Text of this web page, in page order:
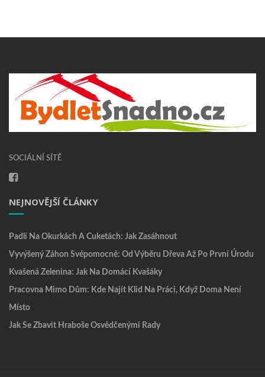
SOCIÁLNÍ SÍTĚ
NEJNOVĚJŠÍ ČLÁNKY
Padlí Na Okurkách A Cuketách: Jak Zasáhnout
Vyvýšený Záhon Svépomocně: Od Výběru Dřeva Až Po První Úrodu
Kvašená Zelenina: Jak Na Domácí Kvašáky
Pracovna Mimo Dům: Kde Najít Klid Na Práci, Když Doma Není
Místo
Jak Se Zbavit Hraboše Osvědčenými Rady